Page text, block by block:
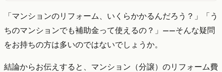
「マンションのリフォーム、いくらかかるんだろう？」「う
ちのマンションでも補助金って使えるの？」——そんな疑問
をお持ちの方は多いのではないでしょうか。
結論からお伝えすると、マンション（分譲）のリフォーム費